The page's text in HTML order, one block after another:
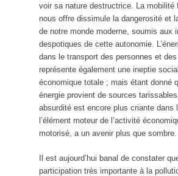
voir sa nature destructrice. La mobilité
nous offre dissimule la dangerosité et
de notre monde moderne, soumis aux
despotiques de cette autonomie.
dans le transport des personnes et
représente également une ineptie
économique totale ; mais étant donné
énergie provient de sources
absurdité est encore plus criante dans
l’élément moteur de l’activité
motorisé, a un avenir plus que sombre.
Il est aujourd’hui banal de constater
participation très importante à la